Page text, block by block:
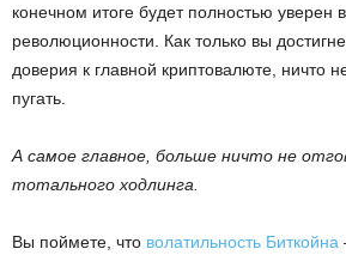
конечном итоге будет полностью уверен
революционности. Как только вы
доверия к главной криптовалюте, ничто
пугать.
А самое главное, больше ничто не
тотального ходлинга.
Вы поймете, что волатильность Биткойна